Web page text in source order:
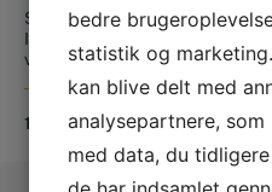
Stempel til ''E-søm'' fra
Italianske ICAR. Total
vægt...
1.812,50DKK
bedre
statistik og
kan blive delt med
analysepartnere,
med data, du